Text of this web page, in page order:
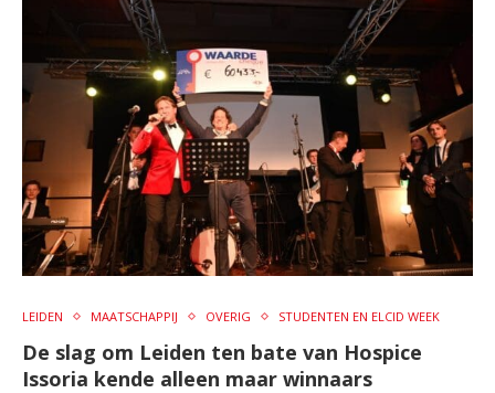
LEIDEN MAATSCHAPPIJ OVERIG STUDENTEN EN ELCID WEEK
De slag om Leiden ten bate van Hospice
Issoria kende alleen maar winnaars